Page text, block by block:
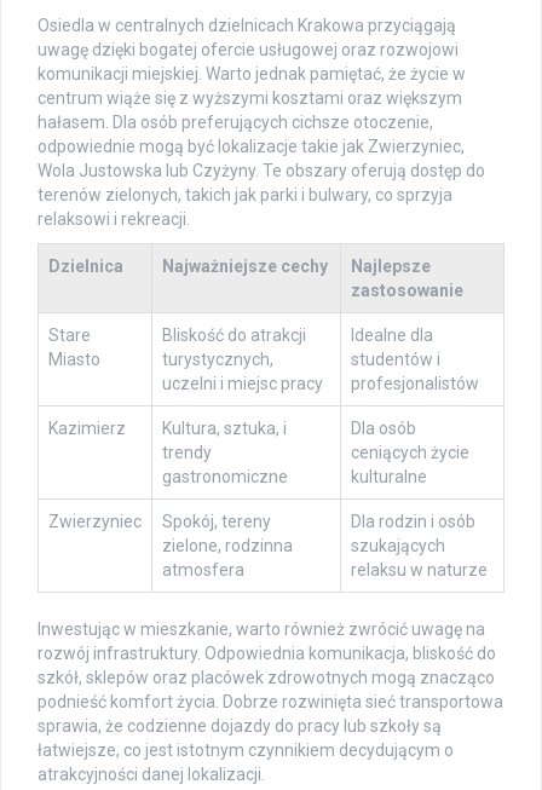
Osiedla w centralnych dzielnicach Krakowa przyciągają
uwagę dzięki bogatej ofercie usługowej oraz rozwojowi
komunikacji miejskiej. Warto jednak pamiętać, że życie w
centrum wiąże się z wyższymi kosztami oraz większym
hałasem. Dla osób preferujących cichsze otoczenie,
odpowiednie mogą być lokalizacje takie jak Zwierzyniec,
Wola Justowska lub Czyżyny. Te obszary oferują dostęp do
terenów zielonych, takich jak parki i bulwary, co sprzyja
relaksowi i rekreacji.
Dzielnica Najważniejsze cechy
Najlepsze
zastosowanie
Stare
Miasto
Bliskość do atrakcji
turystycznych,
uczelni i miejsc pracy
Idealne dla
studentów i
profesjonalistów
Kazimierz
Kultura, sztuka, i
trendy
gastronomiczne
Dla osób
ceniących życie
kulturalne
Zwierzyniec
Spokój, tereny
zielone, rodzinna
atmosfera
Dla rodzin i osób
szukających
relaksu w naturze
Inwestując w mieszkanie, warto również zwrócić uwagę na
rozwój infrastruktury. Odpowiednia komunikacja, bliskość do
szkół, sklepów oraz placówek zdrowotnych mogą znacząco
podnieść komfort życia. Dobrze rozwinięta sieć transportowa
sprawia, że codzienne dojazdy do pracy lub szkoły są
łatwiejsze, co jest istotnym czynnikiem decydującym o
atrakcyjności danej lokalizacji.